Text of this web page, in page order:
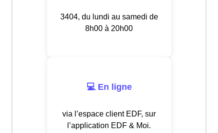
3404, du lundi au samedi de
8h00 à 20h00
💻 En ligne
via l’espace client EDF, sur
l’application EDF & Moi.